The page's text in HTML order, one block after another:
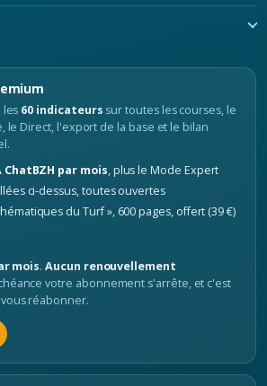
les 60 indicateurs sur toutes les courses, le
le Direct, l'export de la base et le bilan
ChatBZH par mois, plus le Mode Expert
ci-dessus, toutes ouvertes
du Turf », 600 pages, offert (39 €)
mois.Aucun renouvellement
votre abonnement s'arrête, et c'est
réabonner.